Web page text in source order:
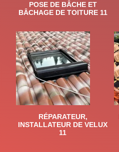
POSE DE BÂCHE ET
BÂCHAGE DE TOITURE 11
RÉPARATEUR,
INSTALLATEUR DE VELUX
11